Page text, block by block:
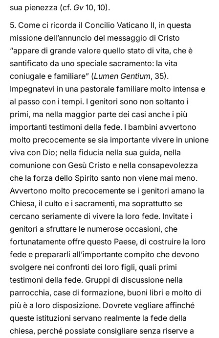
sua pienezza (cf. Gv 10, 10).
5. Come ci ricorda il Concilio Vaticano II, in questa
missione dell’annuncio del messaggio di Cristo
“appare di grande valore quello stato di vita, che è
santificato da uno speciale sacramento: la vita
coniugale e familiare” (Lumen Gentium, 35).
Impegnatevi in una pastorale familiare molto intensa e
al passo con i tempi. I genitori sono non soltanto i
primi, ma nella maggior parte dei casi anche i più
importanti testimoni della fede. I bambini avvertono
molto precocemente se sia importante vivere in unione
viva con Dio; nella fiducia nella sua guida, nella
comunione con Gesù Cristo e nella consapevolezza
che la forza dello Spirito santo non viene mai meno.
Avvertono molto precocemente se i genitori amano la
Chiesa, il culto e i sacramenti, ma soprattutto se
cercano seriamente di vivere la loro fede. Invitate i
genitori a sfruttare le numerose occasioni, che
fortunatamente offre questo Paese, di costruire la loro
fede e prepararli all’importante compito che devono
svolgere nei confronti dei loro figli, quali primi
testimoni della fede. Gruppi di discussione nella
parrocchia, case di formazione, buoni libri e molto di
più è a loro disposizione. Dovrete vegliare affinché
queste istituzioni servano realmente la fede della
chiesa, perché possiate consigliare senza riserve a